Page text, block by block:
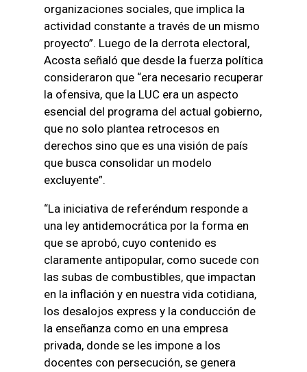
organizaciones sociales, que implica la
actividad constante a través de un mismo
proyecto”. Luego de la derrota electoral,
Acosta señaló que desde la fuerza política
consideraron que “era necesario recuperar
la ofensiva, que la LUC era un aspecto
esencial del programa del actual gobierno,
que no solo plantea retrocesos en
derechos sino que es una visión de país
que busca consolidar un modelo
excluyente”.
“La iniciativa de referéndum responde a
una ley antidemocrática por la forma en
que se aprobó, cuyo contenido es
claramente antipopular, como sucede con
las subas de combustibles, que impactan
en la inflación y en nuestra vida cotidiana,
los desalojos express y la conducción de
la enseñanza como en una empresa
privada, donde se les impone a los
docentes con persecución, se genera